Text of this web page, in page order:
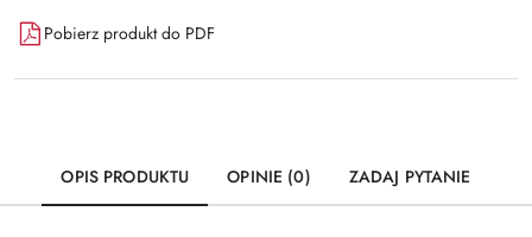
Pobierz produkt do PDF
OPIS PRODUKTU OPINIE (0) ZADAJ PYTANIE